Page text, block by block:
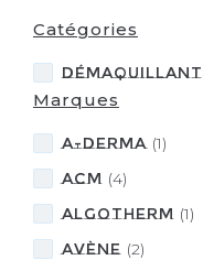
Catégories
Démaquillant
Marques
A-DERMA (1)
ACM (4)
ALGOTHERM (1)
Avène (2)